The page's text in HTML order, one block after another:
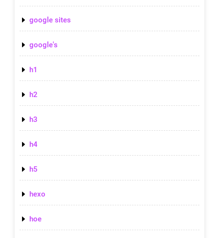
google sites
google's
h1
h2
h3
h4
h5
hexo
hoe